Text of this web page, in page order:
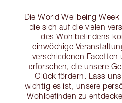
Die World Wellbeing Week
die sich auf die vielen
des Wohlbefindens
einwöchige
verschiedenen Facetten
erforschen, die unsere
Glück fördern. Lass
wichtig es ist, unsere
Wohlbefinden zu